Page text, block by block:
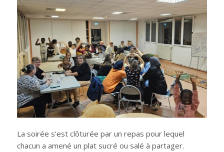
La soirée s’est clôturée par un repas pour lequel
chacun a amené un plat sucré ou salé à partager.